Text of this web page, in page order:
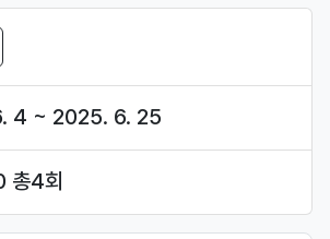
4 ~ 2025. 6. 25
총4회